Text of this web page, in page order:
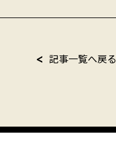
記事一覧へ戻る